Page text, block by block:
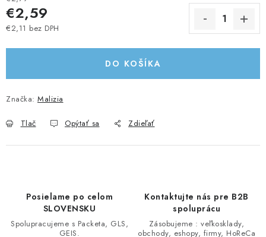
€2,59
€2,11 bez DPH
DO KOŠÍKA
Značka: Malizia
Tlač Opýtať sa Zdieľať
Posielame po celom
SLOVENSKU
Spolupracujeme s Packeta, GLS,
GEIS.
Kontaktujte nás pre B2B
spoluprácu
Zásobujeme : veľkosklady,
obchody, eshopy, firmy, HoReCa